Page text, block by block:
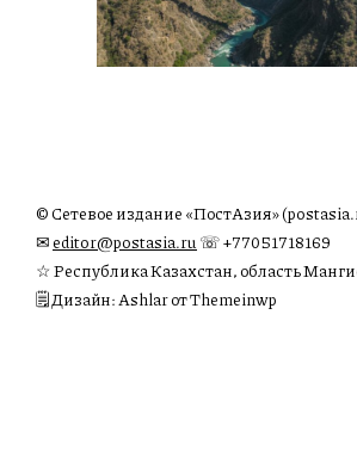
© Сетевое издание «ПостАзия»
✉︎editor@postasia.ru ☏ +77051718169
☆ Республика Казахстан, область
🗒 Дизайн: Ashlar от Themeinwp